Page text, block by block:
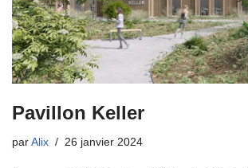
Pavillon Keller
par Alix 26 janvier 2024